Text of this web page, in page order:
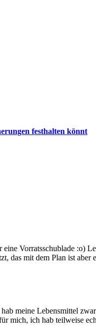
festhalten könnt
Vorratsschublade :o)
das mit dem Plan ist aber
meine Lebensmittel
mich, ich hab teilweise